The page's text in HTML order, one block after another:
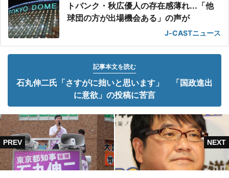
トバンク・秋広優人の存在感薄れ...「他
球団の方が出場機会ある」の声が
J-CASTニュース
記事本文を読む
石丸伸二氏「さすがに拙いと思います」 「国政進出
に意欲」の投稿に苦言